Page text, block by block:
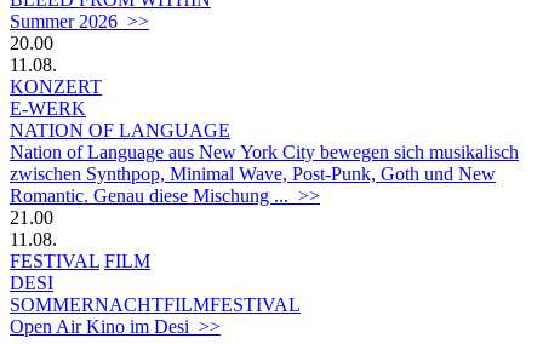
Summer 2026 >>
20.00
11.08.
KONZERT
E-WERK
NATION OF LANGUAGE
Nation of Language aus New York City bewegen sich musikalisch
zwischen Synthpop, Minimal Wave, Post-Punk, Goth und New
Romantic. Genau diese Mischung ... >>
21.00
11.08.
FESTIVAL FILM
DESI
SOMMERNACHTFILMFESTIVAL
Open Air Kino im Desi >>